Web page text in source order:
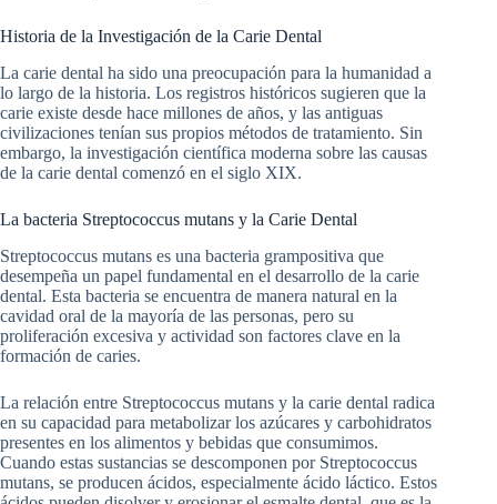
Historia de la Investigación de la Carie Dental
La carie dental ha sido una preocupación para la humanidad a
lo largo de la historia. Los registros históricos sugieren que la
carie existe desde hace millones de años, y las antiguas
civilizaciones tenían sus propios métodos de tratamiento. Sin
embargo, la investigación científica moderna sobre las causas
de la carie dental comenzó en el siglo XIX.
La bacteria Streptococcus mutans y la Carie Dental
Streptococcus mutans es una bacteria grampositiva que
desempeña un papel fundamental en el desarrollo de la carie
dental. Esta bacteria se encuentra de manera natural en la
cavidad oral de la mayoría de las personas, pero su
proliferación excesiva y actividad son factores clave en la
formación de caries.
La relación entre Streptococcus mutans y la carie dental radica
en su capacidad para metabolizar los azúcares y carbohidratos
presentes en los alimentos y bebidas que consumimos.
Cuando estas sustancias se descomponen por Streptococcus
mutans, se producen ácidos, especialmente ácido láctico. Estos